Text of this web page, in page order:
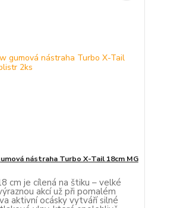
nástraha Turbo X-Tail 18cm MG
cm je cílená na štiku – velké
akcí už při pomalém
aktivní ocásky vytváří silné